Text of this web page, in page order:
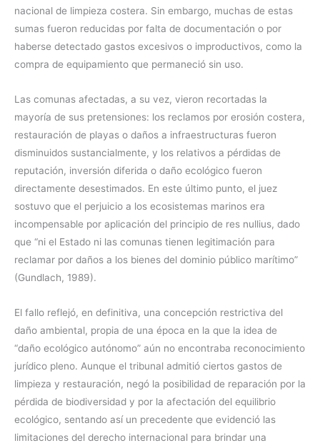
nacional de limpieza costera. Sin embargo, muchas de estas
sumas fueron reducidas por falta de documentación o por
haberse detectado gastos excesivos o improductivos, como la
compra de equipamiento que permaneció sin uso.
Las comunas afectadas, a su vez, vieron recortadas la
mayoría de sus pretensiones: los reclamos por erosión costera,
restauración de playas o daños a infraestructuras fueron
disminuidos sustancialmente, y los relativos a pérdidas de
reputación, inversión diferida o daño ecológico fueron
directamente desestimados. En este último punto, el juez
sostuvo que el perjuicio a los ecosistemas marinos era
incompensable por aplicación del principio de res nullius, dado
que “ni el Estado ni las comunas tienen legitimación para
reclamar por daños a los bienes del dominio público marítimo”
(Gundlach, 1989).
El fallo reflejó, en definitiva, una concepción restrictiva del
daño ambiental, propia de una época en la que la idea de
“daño ecológico autónomo” aún no encontraba reconocimiento
jurídico pleno. Aunque el tribunal admitió ciertos gastos de
limpieza y restauración, negó la posibilidad de reparación por la
pérdida de biodiversidad y por la afectación del equilibrio
ecológico, sentando así un precedente que evidenció las
limitaciones del derecho internacional para brindar una